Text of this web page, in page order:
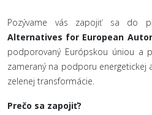
Pozývame vás zapojiť sa do
Alternatives for European
podporovaný Európskou úniou a
zameraný na podporu energetickej
zelenej transformácie.
Prečo sa zapojiť?